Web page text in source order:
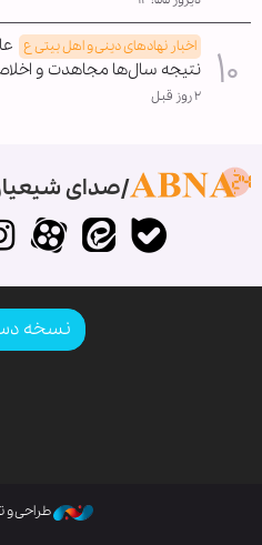
اخبار نهادهای دینی و اهل بیتی ع
نتیجه سال‌ها مجاهدت و
۲ روز قبل
صدای
نسخه
طراحی و